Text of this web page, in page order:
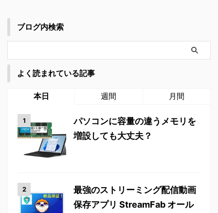
ブログ内検索
よく読まれている記事
本日 週間 月間
パソコンに容量の違うメモリを
増設しても大丈夫？
最強のストリーミング配信動画
保存アプリ StreamFab オール